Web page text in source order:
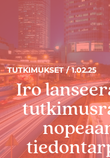
TUTKIMUKSET / 1.02.25
Iro